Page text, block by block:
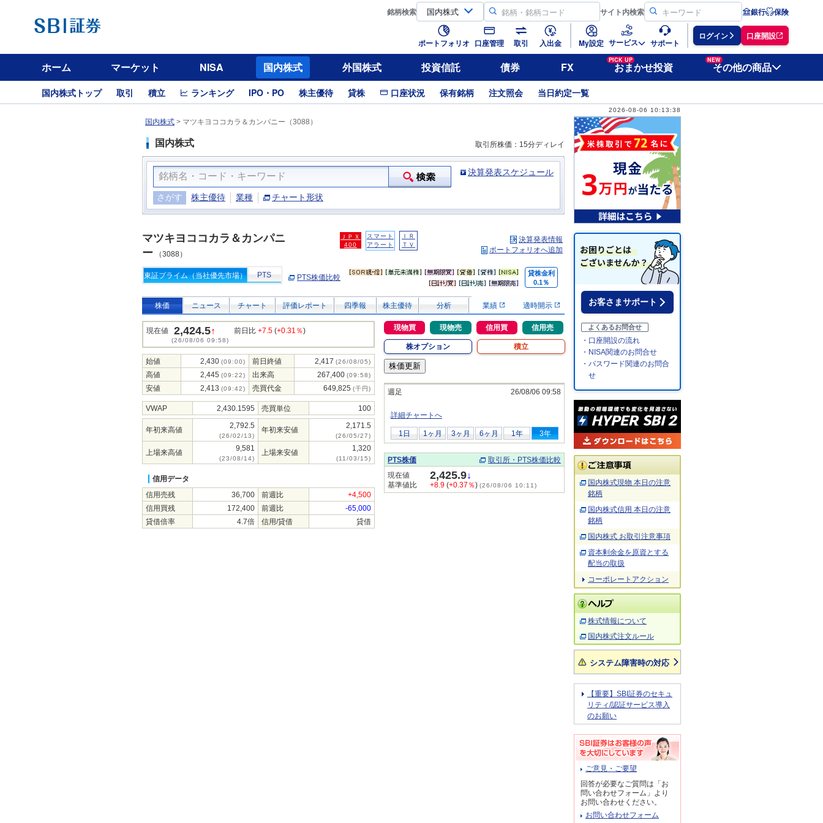
銘柄検索 サイト内検索 銀行 保険
ポートフォリオ 口座管理 取引 入出金 My設定 サービス サポート
ログイン 口座開設
ホーム マーケット NISA 国内株式 外国株式 投資信託 債券 FX
PICK UP
おまかせ投資
NEW
その他の商品
国内株式トップ 取引 積立 ランキング IPO・PO 株主優待 貸株 口座状況 保有銘柄 注文照会 当日約定一覧
2026-08-06 10:13:38
国内株式 > マツキヨココカラ＆カンパニー（3088）
国内株式 取引所株価：15分ディレイ
決算発表スケジュール
さがす 株主優待 業種 チャート形状
マツキヨココカラ＆カンパニ
ー （3088）
ＪＰＸ
400
スマート
アラート
ＩＲ
ＴＶ
決算発表情報
ポートフォリオへ追加
東証プライム（当社優先市場） PTS PTS株価比較
貸株金利
0.1％
株価 ニュース チャート 評価レポート 四季報 株主優待 分析 業績 適時開示
現在値 2,424.5↑
(26/08/06 09:58)
前日比 +7.5 (+0.31％)
始値 2,430 (09:00) 前日終値 2,417 (26/08/05)
高値 2,445 (09:22) 出来高 267,400 (09:58)
安値 2,413 (09:42) 売買代金 649,825 (千円)
VWAP 2,430.1595 売買単位 100
年初来高値 2,792.5
(26/02/13)
年初来安値 2,171.5
(26/05/27)
上場来高値 9,581
(23/08/14)
上場来安値 1,320
(11/03/15)
信用データ
信用売残
36,700 前週比
+4,500
信用買残
172,400 前週比
-65,000
貸借倍率
4.7倍 信用/貸借 貸借
現物買 現物売 信用買 信用売
株オプション 積立
週足 26/08/06 09:58
詳細チャートへ
1日 1ヶ月 3ヶ月 6ヶ月 1年 3年
PTS株価
取引所・PTS株価比較
現在値
2,425.9↓
基準値比 +8.9 (+0.37％) (26/08/06 10:11)
お客さまサポート
よくあるお問合せ
・口座開設の流れ
・NISA関連のお問合せ
・パスワード関連のお問合
せ
国内株式現物 本日の注意
銘柄
国内株式信用 本日の注意
銘柄
国内株式 お取引注意事項
資本剰余金を原資とする
配当の取扱
コーポレートアクション
株式情報について
国内株式注文ルール
システム障害時の対応
【重要】SBI証券のセキュ
リティ/認証サービス導入
のお願い
ご意見・ご要望
回答が必要なご質問は「お
問い合わせフォーム」より
お問い合わせください。
お問い合わせフォーム